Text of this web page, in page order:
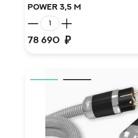
Power 3,5 m
78 690 ₽